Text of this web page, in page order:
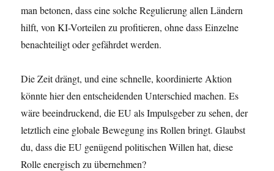
man betonen, dass eine solche Regulierung allen Ländern
hilft, von KI-Vorteilen zu profitieren, ohne dass Einzelne
benachteiligt oder gefährdet werden.
Die Zeit drängt, und eine schnelle, koordinierte Aktion
könnte hier den entscheidenden Unterschied machen. Es
wäre beeindruckend, die EU als Impulsgeber zu sehen, der
letztlich eine globale Bewegung ins Rollen bringt. Glaubst
du, dass die EU genügend politischen Willen hat, diese
Rolle energisch zu übernehmen?